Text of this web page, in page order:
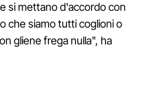
si mettano d'accordo con
che siamo tutti coglioni o
gliene frega nulla", ha